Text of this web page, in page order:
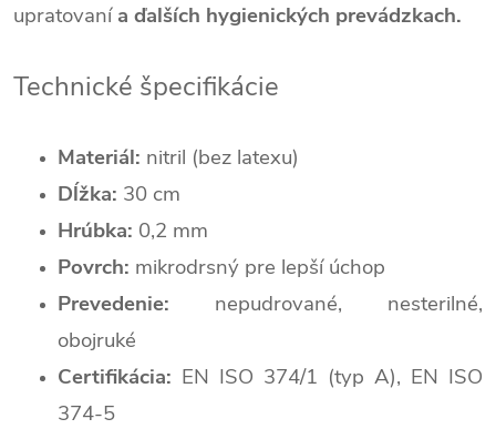
upratovanía ďalších hygienických prevádzkach.
Technické špecifikácie
Materiál: nitril (bez latexu)
Dĺžka: 30 cm
Hrúbka: 0,2 mm
Povrch: mikrodrsný pre lepší úchop
Prevedenie: nepudrované, nesterilné,
obojruké
Certifikácia: EN ISO 374/1 (typ A), EN ISO
374-5